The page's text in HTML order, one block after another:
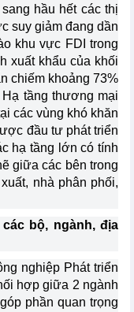
hầu hết các thị
suy giảm đang dần
khu vực FDI trong
xuất khẩu của khối
chiếm khoảng 73%
tầng thương mại
các vùng khó khăn
đầu tư phát triển
hạ tầng lớn có tính
giữa các bên trong
nhà phân phối,
bộ, ngành, địa
nghiệp Phát triển
hợp giữa 2 ngành
phần quan trọng